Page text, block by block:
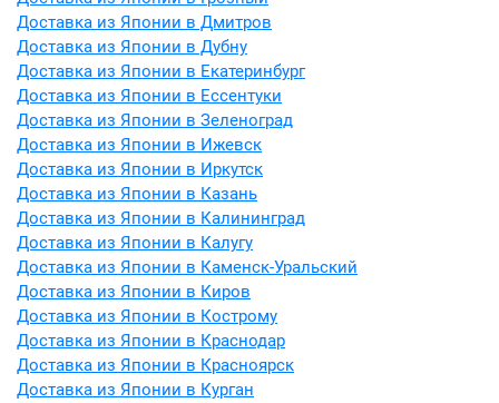
Доставка из Японии в Дмитров
Доставка из Японии в Дубну
Доставка из Японии в Екатеринбург
Доставка из Японии в Ессентуки
Доставка из Японии в Зеленоград
Доставка из Японии в Ижевск
Доставка из Японии в Иркутск
Доставка из Японии в Казань
Доставка из Японии в Калининград
Доставка из Японии в Калугу
Доставка из Японии в Каменск-Уральский
Доставка из Японии в Киров
Доставка из Японии в Кострому
Доставка из Японии в Краснодар
Доставка из Японии в Красноярск
Доставка из Японии в Курган